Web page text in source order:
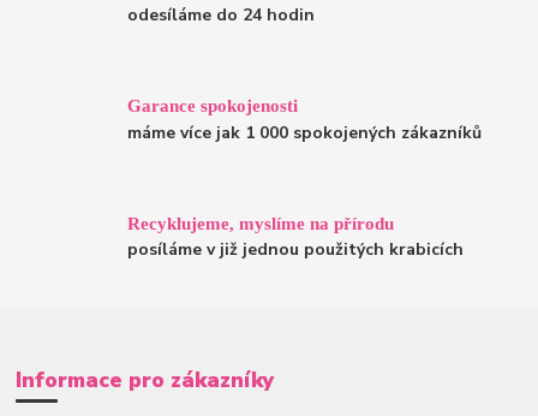
odesíláme do 24 hodin
Garance spokojenosti
máme více jak 1 000 spokojených zákazníků
Recyklujeme, myslíme na přírodu
posíláme v již jednou použitých krabicích
Informace pro zákazníky